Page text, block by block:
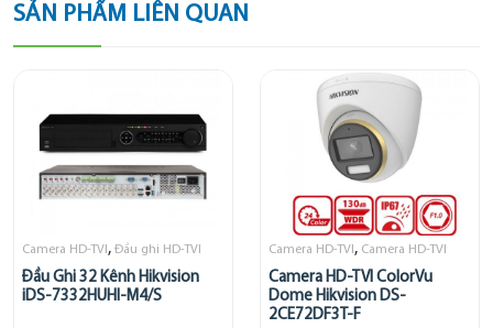
SẢN PHẨM LIÊN QUAN
Camera HD-TVI , Đầu ghi HD-TVI
Đầu Ghi 32 Kênh Hikvision
iDS-7332HUHI-M4/S
Camera HD-TVI , Camera HD-TVI
Camera HD-TVI ColorVu
Dome Hikvision DS-
2CE72DF3T-F